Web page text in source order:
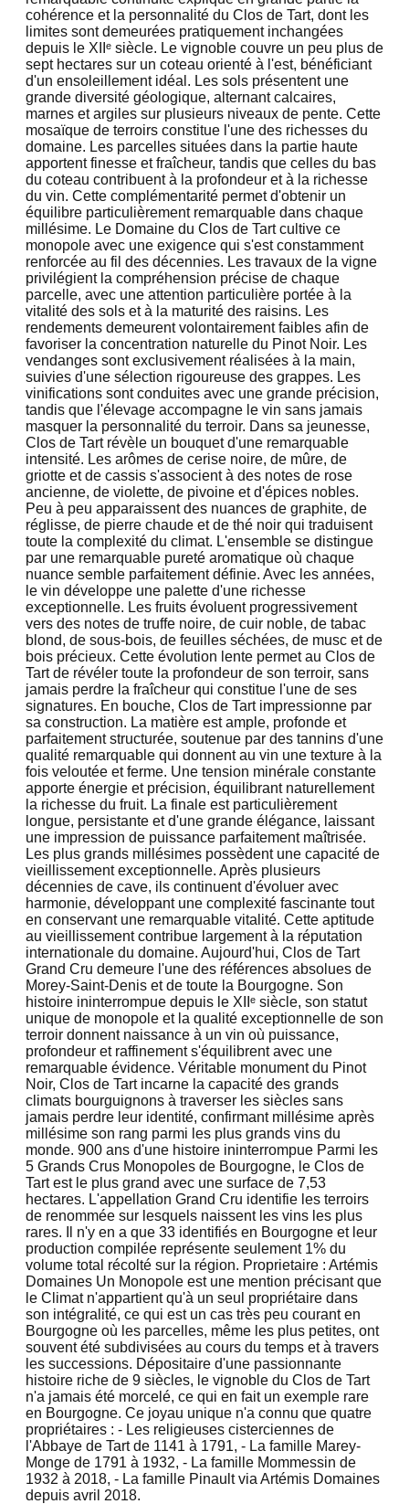
cohérence et la personnalité du Clos de Tart, dont les
limites sont demeurées pratiquement inchangées
depuis le XIIᵉ siècle. Le vignoble couvre un peu plus de
sept hectares sur un coteau orienté à l'est, bénéficiant
d'un ensoleillement idéal. Les sols présentent une
grande diversité géologique, alternant calcaires,
marnes et argiles sur plusieurs niveaux de pente. Cette
mosaïque de terroirs constitue l'une des richesses du
domaine. Les parcelles situées dans la partie haute
apportent finesse et fraîcheur, tandis que celles du bas
du coteau contribuent à la profondeur et à la richesse
du vin. Cette complémentarité permet d'obtenir un
équilibre particulièrement remarquable dans chaque
millésime. Le Domaine du Clos de Tart cultive ce
monopole avec une exigence qui s'est constamment
renforcée au fil des décennies. Les travaux de la vigne
privilégient la compréhension précise de chaque
parcelle, avec une attention particulière portée à la
vitalité des sols et à la maturité des raisins. Les
rendements demeurent volontairement faibles afin de
favoriser la concentration naturelle du Pinot Noir. Les
vendanges sont exclusivement réalisées à la main,
suivies d'une sélection rigoureuse des grappes. Les
vinifications sont conduites avec une grande précision,
tandis que l'élevage accompagne le vin sans jamais
masquer la personnalité du terroir. Dans sa jeunesse,
Clos de Tart révèle un bouquet d'une remarquable
intensité. Les arômes de cerise noire, de mûre, de
griotte et de cassis s'associent à des notes de rose
ancienne, de violette, de pivoine et d'épices nobles.
Peu à peu apparaissent des nuances de graphite, de
réglisse, de pierre chaude et de thé noir qui traduisent
toute la complexité du climat. L'ensemble se distingue
par une remarquable pureté aromatique où chaque
nuance semble parfaitement définie. Avec les années,
le vin développe une palette d'une richesse
exceptionnelle. Les fruits évoluent progressivement
vers des notes de truffe noire, de cuir noble, de tabac
blond, de sous-bois, de feuilles séchées, de musc et de
bois précieux. Cette évolution lente permet au Clos de
Tart de révéler toute la profondeur de son terroir, sans
jamais perdre la fraîcheur qui constitue l'une de ses
signatures. En bouche, Clos de Tart impressionne par
sa construction. La matière est ample, profonde et
parfaitement structurée, soutenue par des tannins d'une
qualité remarquable qui donnent au vin une texture à la
fois veloutée et ferme. Une tension minérale constante
apporte énergie et précision, équilibrant naturellement
la richesse du fruit. La finale est particulièrement
longue, persistante et d'une grande élégance, laissant
une impression de puissance parfaitement maîtrisée.
Les plus grands millésimes possèdent une capacité de
vieillissement exceptionnelle. Après plusieurs
décennies de cave, ils continuent d'évoluer avec
harmonie, développant une complexité fascinante tout
en conservant une remarquable vitalité. Cette aptitude
au vieillissement contribue largement à la réputation
internationale du domaine. Aujourd'hui, Clos de Tart
Grand Cru demeure l'une des références absolues de
Morey-Saint-Denis et de toute la Bourgogne. Son
histoire ininterrompue depuis le XIIᵉ siècle, son statut
unique de monopole et la qualité exceptionnelle de son
terroir donnent naissance à un vin où puissance,
profondeur et raffinement s'équilibrent avec une
remarquable évidence. Véritable monument du Pinot
Noir, Clos de Tart incarne la capacité des grands
climats bourguignons à traverser les siècles sans
jamais perdre leur identité, confirmant millésime après
millésime son rang parmi les plus grands vins du
monde. 900 ans d'une histoire ininterrompue Parmi les
5 Grands Crus Monopoles de Bourgogne, le Clos de
Tart est le plus grand avec une surface de 7,53
hectares. L'appellation Grand Cru identifie les terroirs
de renommée sur lesquels naissent les vins les plus
rares. Il n'y en a que 33 identifiés en Bourgogne et leur
production compilée représente seulement 1% du
volume total récolté sur la région. Proprietaire : Artémis
Domaines Un Monopole est une mention précisant que
le Climat n'appartient qu'à un seul propriétaire dans
son intégralité, ce qui est un cas très peu courant en
Bourgogne où les parcelles, même les plus petites, ont
souvent été subdivisées au cours du temps et à travers
les successions. Dépositaire d'une passionnante
histoire riche de 9 siècles, le vignoble du Clos de Tart
n'a jamais été morcelé, ce qui en fait un exemple rare
en Bourgogne. Ce joyau unique n'a connu que quatre
propriétaires : - Les religieuses cisterciennes de
l'Abbaye de Tart de 1141 à 1791, - La famille Marey-
Monge de 1791 à 1932, - La famille Mommessin de
1932 à 2018, - La famille Pinault via Artémis Domaines
depuis avril 2018.